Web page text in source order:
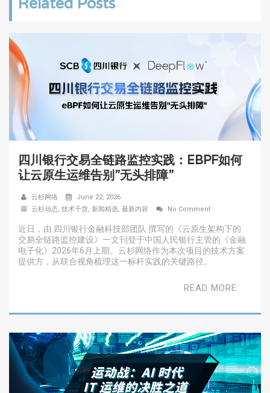
四川银行交易全链路监控实践：EBPF如何
让云原生运维告别”无头排障”
云杉网络
June 22, 2026
云杉动态, 技术干货, 新闻精选, 最新内容 No Comment
近日，由 四川银行金融科技部团队 撰写的《云原生架构下的
交易全链路监控建设》一文刊登于中国人民银行主管的《金融
电子化》2026年6月上期。云杉网络作为本次项目的技术方案
提供方，从联合视角梳理这一标杆实践的关键路径。
READ MORE